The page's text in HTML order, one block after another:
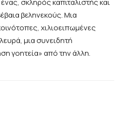
βεληνεκούς. Μια
χιλιοειπωμένες
μια συνειδητή
γοητεία» από την άλλη.